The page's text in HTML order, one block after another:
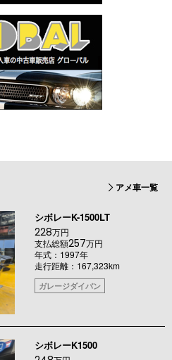
アメ車一覧
シボレーK-1500LT
228万円
支払総額257万円
年式：1997年
走行距離：167,323km
ガレージダイバン
シボレーK1500